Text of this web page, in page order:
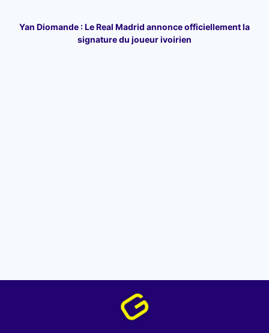
Yan Diomande : Le Real Madrid annonce officiellement la
signature du joueur ivoirien